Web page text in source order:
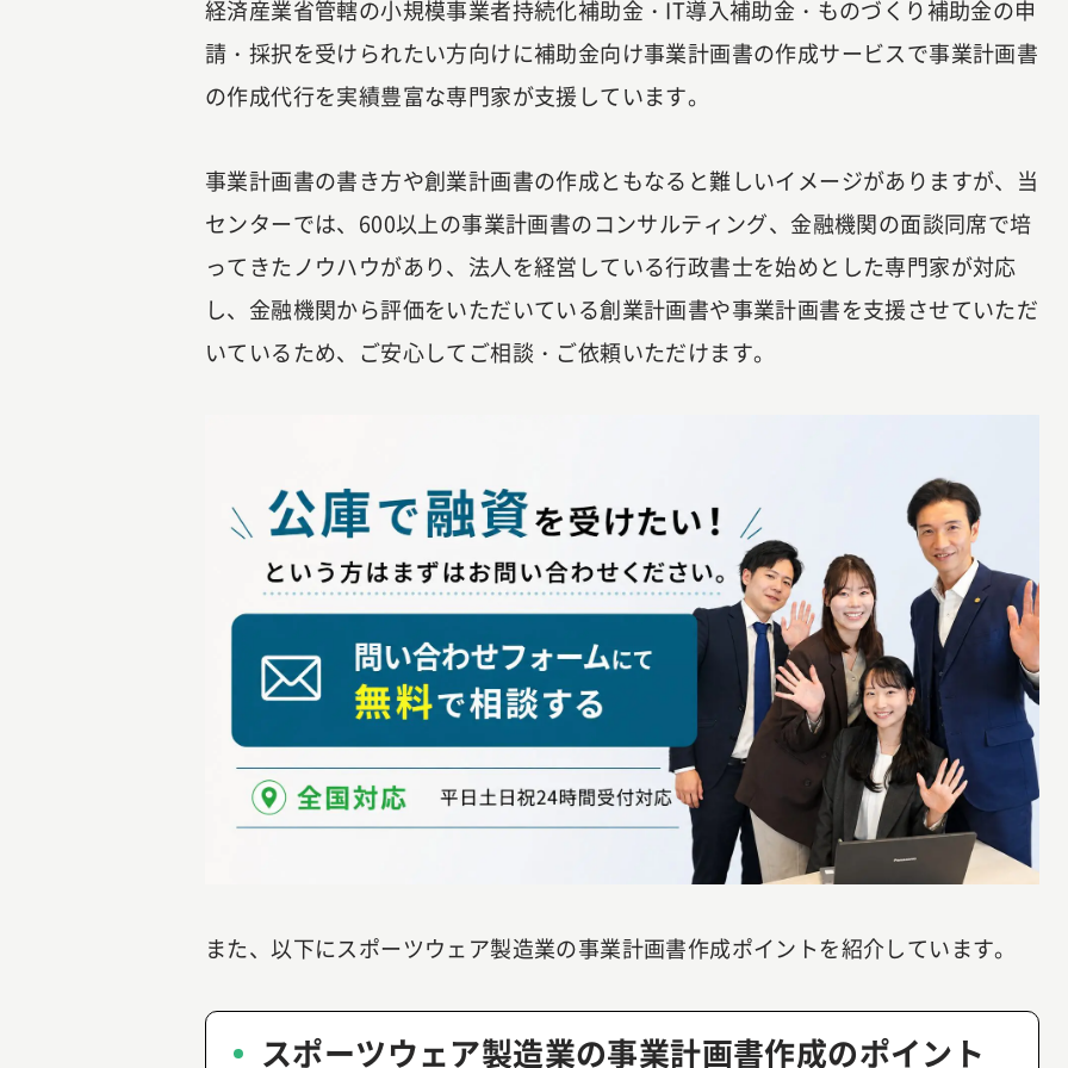
経済産業省管轄の小規模事業者持続化補助金・IT導入補助金・ものづくり補助金の申
請・採択を受けられたい方向けに補助金向け事業計画書の作成サービスで事業計画書
の作成代行を実績豊富な専門家が支援しています。
事業計画書の書き方や創業計画書の作成ともなると難しいイメージがありますが、当
センターでは、600以上の事業計画書のコンサルティング、金融機関の面談同席で培
ってきたノウハウがあり、法人を経営している行政書士を始めとした専門家が対応
し、金融機関から評価をいただいている創業計画書や事業計画書を支援させていただ
いているため、ご安心してご相談・ご依頼いただけます。
また、以下にスポーツウェア製造業の事業計画書作成ポイントを紹介しています。
スポーツウェア製造業の事業計画書作成のポイント